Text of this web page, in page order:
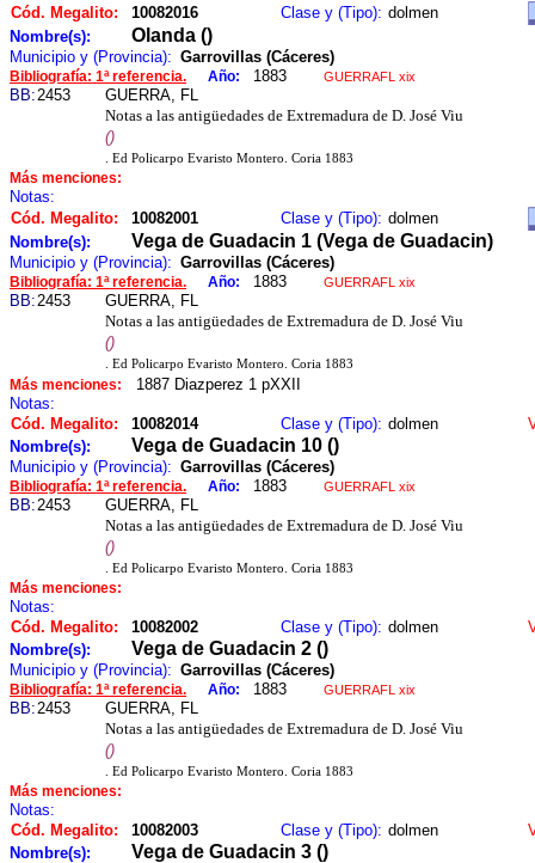
Cód. Megalito:
10082016 Clase y (Tipo): dolmen
Nombre(s):
Olanda ()
Municipio y (Provincia): Garrovillas (Cáceres)
Bibliografía: 1ª referencia. Año: 1883 GUERRAFL xix
BB:2453
GUERRA, FL
Notas a las antigüedades de Extremadura de D. José Viu
()
. Ed Policarpo Evaristo Montero. Coria 1883
Más menciones:
Notas:
Cód. Megalito:
10082001 Clase y (Tipo): dolmen
Nombre(s):
Vega de Guadacin 1 (Vega de Guadacin)
Municipio y (Provincia): Garrovillas (Cáceres)
Bibliografía: 1ª referencia. Año: 1883 GUERRAFL xix
BB:2453
GUERRA, FL
Notas a las antigüedades de Extremadura de D. José Viu
()
. Ed Policarpo Evaristo Montero. Coria 1883
Más menciones:
1887 Diazperez 1 pXXII
Notas:
Cód. Megalito:
10082014 Clase y (Tipo): dolmen
Nombre(s):
Vega de Guadacin 10 ()
Municipio y (Provincia): Garrovillas (Cáceres)
Bibliografía: 1ª referencia. Año: 1883 GUERRAFL xix
BB:2453
GUERRA, FL
Notas a las antigüedades de Extremadura de D. José Viu
()
. Ed Policarpo Evaristo Montero. Coria 1883
Más menciones:
Notas:
Cód. Megalito:
10082002 Clase y (Tipo): dolmen
Nombre(s):
Vega de Guadacin 2 ()
Municipio y (Provincia): Garrovillas (Cáceres)
Bibliografía: 1ª referencia. Año: 1883 GUERRAFL xix
BB:2453
GUERRA, FL
Notas a las antigüedades de Extremadura de D. José Viu
()
. Ed Policarpo Evaristo Montero. Coria 1883
Más menciones:
Notas:
Cód. Megalito:
10082003 Clase y (Tipo): dolmen
Nombre(s):
Vega de Guadacin 3 ()